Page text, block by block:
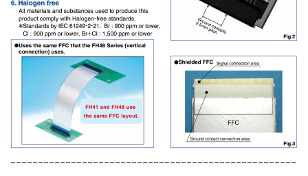
----------------------------------------------------